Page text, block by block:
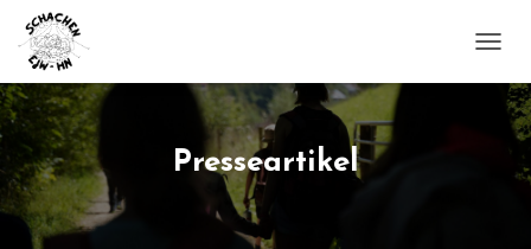
Presseartikel